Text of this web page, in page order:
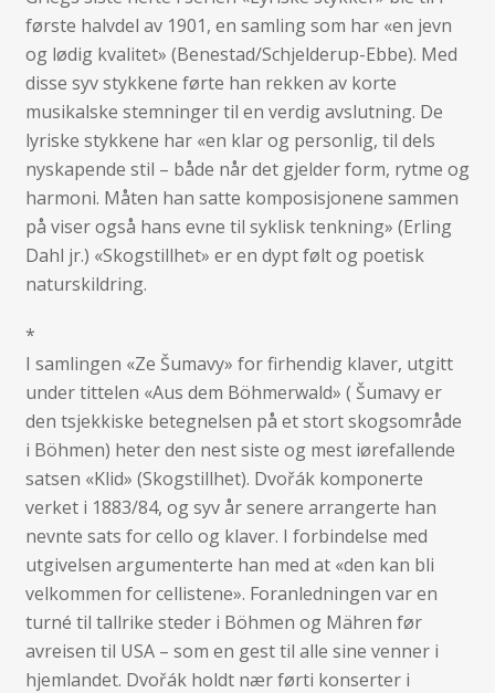
første halvdel av 1901, en samling som har «en jevn
og lødig kvalitet» (Benestad/Schjelderup-Ebbe). Med
disse syv stykkene førte han rekken av korte
musikalske stemninger til en verdig avslutning. De
lyriske stykkene har «en klar og personlig, til dels
nyskapende stil – både når det gjelder form, rytme og
harmoni. Måten han satte komposisjonene sammen
på viser også hans evne til syklisk tenkning» (Erling
Dahl jr.) «Skogstillhet» er en dypt følt og poetisk
naturskildring.
*
I samlingen «Ze Šumavy» for firhendig klaver, utgitt
under tittelen «Aus dem Böhmerwald» ( Šumavy er
den tsjekkiske betegnelsen på et stort skogsområde
i Böhmen) heter den nest siste og mest iørefallende
satsen «Klid» (Skogstillhet). Dvořák komponerte
verket i 1883/84, og syv år senere arrangerte han
nevnte sats for cello og klaver. I forbindelse med
utgivelsen argumenterte han med at «den kan bli
velkommen for cellistene». Foranledningen var en
turné til tallrike steder i Böhmen og Mähren før
avreisen til USA – som en gest til alle sine venner i
hjemlandet. Dvořák holdt nær førti konserter i